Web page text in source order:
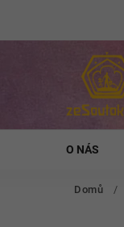
O NÁS
Domů /